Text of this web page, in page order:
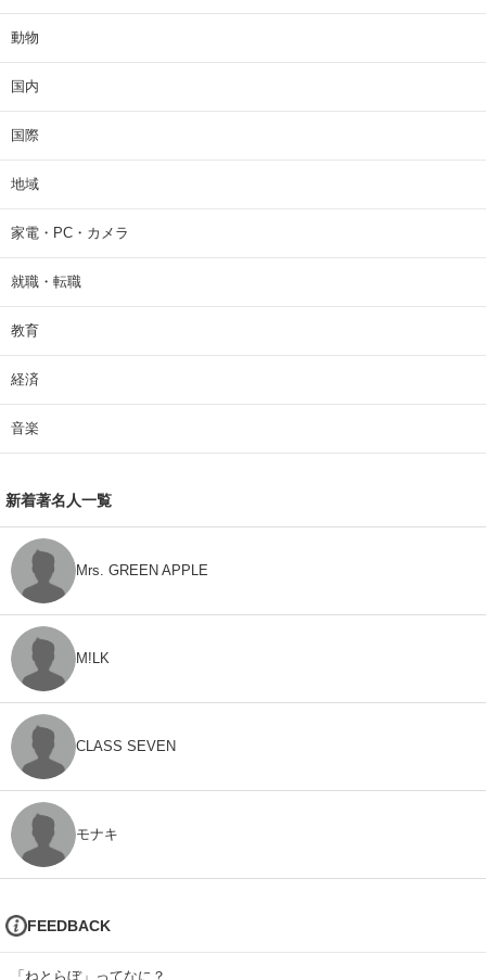
動物
国内
国際
地域
家電・PC・カメラ
就職・転職
教育
経済
音楽
新着著名人一覧
Mrs. GREEN APPLE
M!LK
CLASS SEVEN
モナキ
FEEDBACK
「ねとらぼ」ってなに？